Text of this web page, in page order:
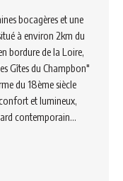
bocagères et une
à environ 2km du
bordure de la Loire,
Gîtes du Champbon"
du 18ème siècle
et lumineux,
contemporain…